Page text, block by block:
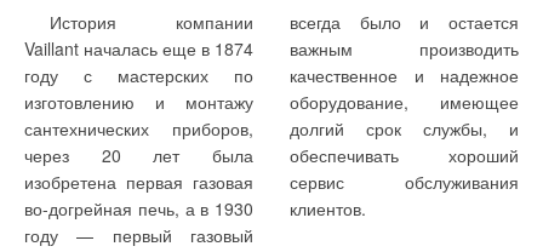
История компании
Vaillant началась еще в 1874
году с мастерских по
изготовлению и монтажу
сантехнических приборов,
через 20 лет была
изобретена первая газовая
во-догрейная печь, а в 1930
году — первый газовый
всегда было и остается
важным производить
качественное и надежное
оборудование, имеющее
долгий срок службы, и
обеспечивать хороший
сервис обслуживания
клиентов.
специальное УФ-излучение
для очистки воздуха от
живых организмов и
вирусов. В составе
руководства
«Использование УФ-бакте-
рицидного излучения для
обеззараживания воздуха и
поверхностей в
которые также разрушали
ЖМО в воздухе и на стенах
помещений. Еще позднее
стали использовать
высокоэффективные
фильтры (High Efficiency
Particular Absorber, НЕРА)
позволяющие улавливать
высокотехнологичным
областям, таким как
машиностроение, а порой и
превосходит их. Ведь,
несмотря на кажущуюся
простоту формы и
принципа работы,
радиаторы должны отвечать
самым строгим
Тенденции и
перспективы
выпуска
отопительных
приборов
неразрывно
связаны с
постоянным